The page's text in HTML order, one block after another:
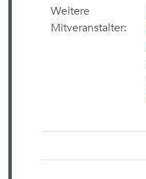
Weitere
Mitveranstalter: